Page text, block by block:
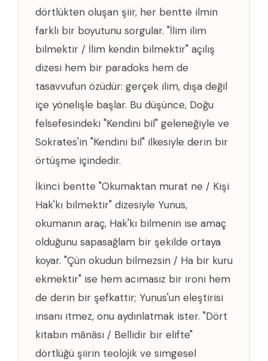
dörtlükten oluşan şiir, her bentte ilmin
farklı bir boyutunu sorgular. "İlim ilim
bilmektir / İlim kendin bilmektir" açılış
dizesi hem bir paradoks hem de
tasavvufun özüdür: gerçek ilim, dışa değil
içe yönelişle başlar. Bu düşünce, Doğu
felsefesindeki "Kendini bil" geleneğiyle ve
Sokrates'in "Kendini bil" ilkesiyle derin bir
örtüşme içindedir.
İkinci bentte "Okumaktan murat ne / Kişi
Hak'kı bilmektir" dizesiyle Yunus,
okumanın araç, Hak'kı bilmenin ise amaç
olduğunu sapasağlam bir şekilde ortaya
koyar. "Çün okudun bilmezsin / Ha bir kuru
ekmektir" ise hem acımasız bir ironi hem
de derin bir şefkattir; Yunus'un eleştirisi
insanı itmez, onu aydınlatmak ister. "Dört
kitabın mânâsı / Bellidir bir elifte"
dörtlüğü şiirin teolojik ve simgesel